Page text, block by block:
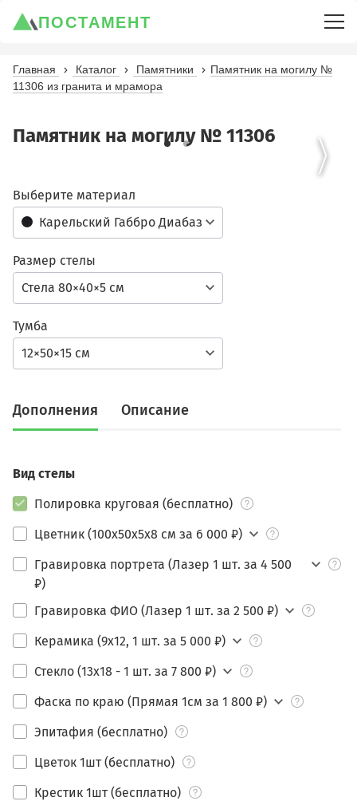
ПОСТАМЕНТ
Главная Каталог Памятники
Памятник на могилу №
11306 из гранита и мрамора
Памятник на могилу № 11306
Карельский Габбро Диабаз
Выберите материал
Стела 80×40×5 см
Размер стелы
12×50×15 см
Тумба
Дополнения Описание
Вид стелы
Полировка круговая (бесплатно)
Цветник (100х50х5х8 см за 6 000 ₽)
Гравировка портрета (Лазер 1 шт. за 4 500
₽)
Гравировка ФИО (Лазер 1 шт. за 2 500 ₽)
Керамика (9х12, 1 шт. за 5 000 ₽)
Стекло (13х18 - 1 шт. за 7 800 ₽)
Фаска по краю (Прямая 1см за 1 800 ₽)
Эпитафия (бесплатно)
Цветок 1шт (бесплатно)
Крестик 1шт (бесплатно)